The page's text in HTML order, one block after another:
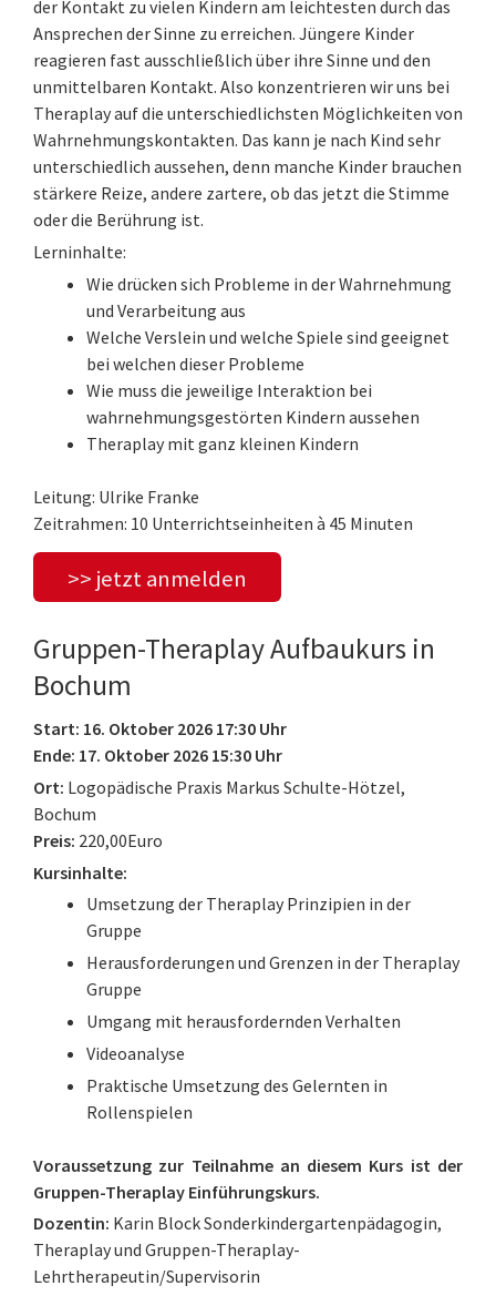
der Kontakt zu vielen Kindern am leichtesten durch das
Ansprechen der Sinne zu erreichen. Jüngere Kinder
reagieren fast ausschließlich über ihre Sinne und den
unmittelbaren Kontakt. Also konzentrieren wir uns bei
Theraplay auf die unterschiedlichsten Möglichkeiten von
Wahrnehmungskontakten. Das kann je nach Kind sehr
unterschiedlich aussehen, denn manche Kinder brauchen
stärkere Reize, andere zartere, ob das jetzt die Stimme
oder die Berührung ist.
Lerninhalte:
Wie drücken sich Probleme in der Wahrnehmung
und Verarbeitung aus
Welche Verslein und welche Spiele sind geeignet
bei welchen dieser Probleme
Wie muss die jeweilige Interaktion bei
wahrnehmungsgestörten Kindern aussehen
Theraplay mit ganz kleinen Kindern
Leitung: Ulrike Franke
Zeitrahmen: 10 Unterrichtseinheiten à 45 Minuten
>> jetzt anmelden
Gruppen-Theraplay Aufbaukurs in
Bochum
Start: 16. Oktober 2026 17:30 Uhr
Ende: 17. Oktober 2026 15:30 Uhr
Ort: Logopädische Praxis Markus Schulte-Hötzel,
Bochum
Preis: 220,00Euro
Kursinhalte:
Umsetzung der Theraplay Prinzipien in der
Gruppe
Herausforderungen und Grenzen in der Theraplay
Gruppe
Umgang mit herausfordernden Verhalten
Videoanalyse
Praktische Umsetzung des Gelernten in
Rollenspielen
Voraussetzung zur Teilnahme an diesem Kurs ist der
Gruppen-Theraplay Einführungskurs.
Dozentin: Karin Block Sonderkindergartenpädagogin,
Theraplay und Gruppen-Theraplay-
Lehrtherapeutin/Supervisorin